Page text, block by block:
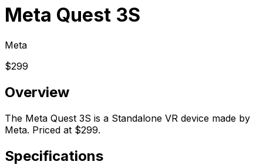
Meta Quest 3S
Meta
$299
Overview
The Meta Quest 3S is a Standalone VR device made by
Meta. Priced at $299.
Specifications